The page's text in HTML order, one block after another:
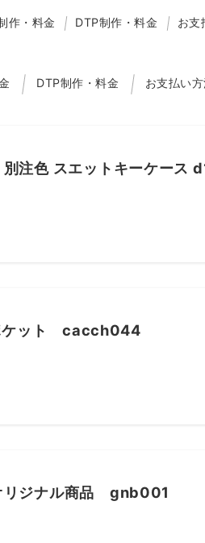
DTP制作・料金 お支払い
作・料金 DTP制作・料金 お支
別注色 スエットキーケース
ケット cacch044
リジナル商品 gnb001